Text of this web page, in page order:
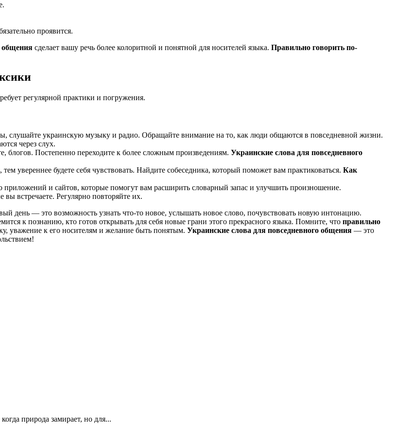
проявится.
общения сделает вашу речь более колоритной и понятной для носителей языка. Правильно говорить по-
регулярной практики и погружения.
слушайте украинскую музыку и радио. Обращайте внимание на то, как люди общаются в повседневной жизни.
через слух.
блогов. Постепенно переходите к более сложным произведениям. Украинские слова для повседневного
увереннее будете себя чувствовать. Найдите собеседника, который поможет вам практиковаться. Как
приложений и сайтов, которые помогут вам расширить словарный запас и улучшить произношение.
встречаете. Регулярно повторяйте их.
день — это возможность узнать что-то новое, услышать новое слово, почувствовать новую интонацию.
к познанию, кто готов открывать для себя новые грани этого прекрасного языка. Помните, что правильно
уважение к его носителям и желание быть понятым. Украинские слова для повседневного общения — это
природа замирает, но для...